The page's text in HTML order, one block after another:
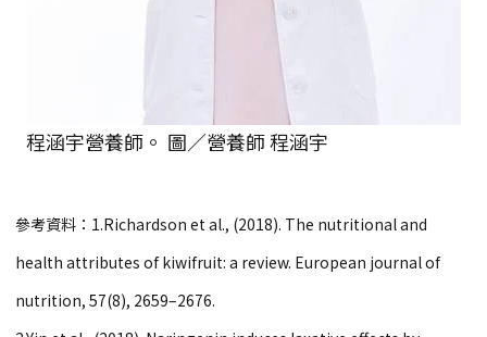
程涵宇營養師。 圖／營養師 程涵宇
參考資料：1.Richardson et al., (2018). The nutritional and
health attributes of kiwifruit: a review. European journal of
nutrition, 57(8), 2659–2676.